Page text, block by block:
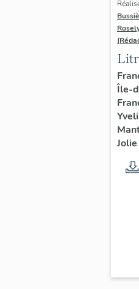
du
de
Île-
Jolie